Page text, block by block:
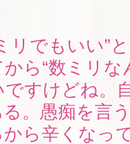
リでもいい”
ら“数ミリな
すけどね。
。愚痴を言
ら辛くなっ